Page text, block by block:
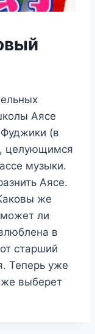
Аясе
Фуджики (в
целующимся
музыки.
Аясе.
же
ли
в
старший
Теперь уже
выберет